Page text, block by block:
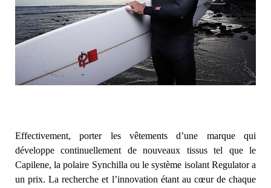
Effectivement, porter les vêtements d’une marque qui
développe continuellement de nouveaux tissus tel que le
Capilene, la polaire Synchilla ou le système isolant Regulator a
un prix. La recherche et l’innovation étant au cœur de chaque